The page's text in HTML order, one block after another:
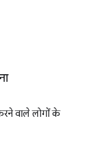
वाले लोगों के